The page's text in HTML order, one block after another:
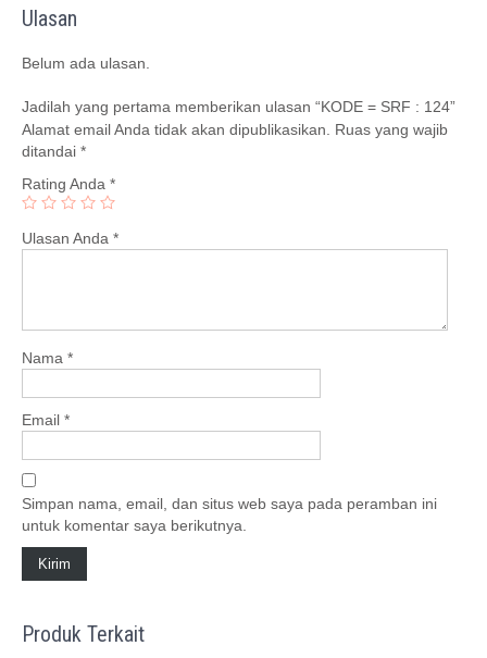
Ulasan
Belum ada ulasan.
Jadilah yang pertama memberikan ulasan “KODE = SRF : 124”
Alamat email Anda tidak akan dipublikasikan.
Ruas yang wajib
ditandai *
Rating Anda *
Ulasan Anda *
Nama *
Email *
Simpan nama, email, dan situs web saya pada peramban ini
untuk komentar saya berikutnya.
Produk Terkait